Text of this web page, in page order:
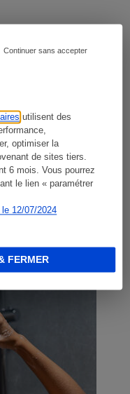
utilisent des
optimiser la
de sites tiers.
6 mois. Vous pourrez
le lien « paramétrer
12/07/2024
Continuer sans accepter
FERMER
pour vous